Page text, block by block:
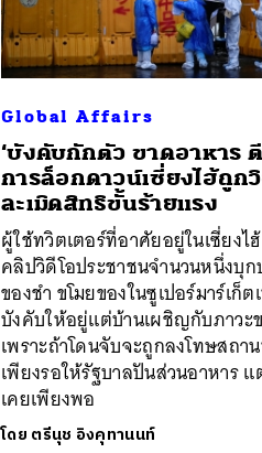
Global Affairs
‘บังคับกักตัว ขาดอาหาร
การล็อกดาวน์เซี่ยงไฮ้ถูก
ละเมิดสิทธิขั้นร้ายแรง
ผู้ใช้ทวิตเตอร์ที่อาศัยอยู่ในเซี่ยงไ
คลิปวิดีโอประชาชนจำนวนหนึ่งบุ
ของชำ ขโมยของในซูเปอร์มาร์เก็
บังคับให้อยู่แต่บ้านเผชิญกับภาวะ
เพราะถ้าโดนจับจะถูกลงโทษสถา
เพียงรอให้รัฐบาลปันส่วนอาหาร
เคยเพียงพอ
โดย ตรีนุช อิงคุทานนท์